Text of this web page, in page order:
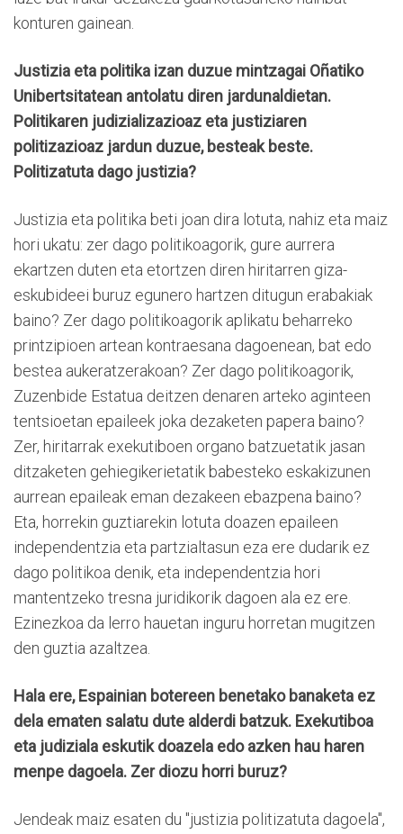
konturen gainean.
Justizia eta politika izan duzue mintzagai Oñatiko
Unibertsitatean antolatu diren jardunaldietan.
Politikaren judizializazioaz eta justiziaren
politizazioaz jardun duzue, besteak beste.
Politizatuta dago justizia?
Justizia eta politika beti joan dira lotuta, nahiz eta maiz
hori ukatu: zer dago politikoagorik, gure aurrera
ekartzen duten eta etortzen diren hiritarren giza-
eskubideei buruz egunero hartzen ditugun erabakiak
baino? Zer dago politikoagorik aplikatu beharreko
printzipioen artean kontraesana dagoenean, bat edo
bestea aukeratzerakoan? Zer dago politikoagorik,
Zuzenbide Estatua deitzen denaren arteko aginteen
tentsioetan epaileek joka dezaketen papera baino?
Zer, hiritarrak exekutiboen organo batzuetatik jasan
ditzaketen gehiegikerietatik babesteko eskakizunen
aurrean epaileak eman dezakeen ebazpena baino?
Eta, horrekin guztiarekin lotuta doazen epaileen
independentzia eta partzialtasun eza ere dudarik ez
dago politikoa denik, eta independentzia hori
mantentzeko tresna juridikorik dagoen ala ez ere.
Ezinezkoa da lerro hauetan inguru horretan mugitzen
den guztia azaltzea.
Hala ere, Espainian botereen benetako banaketa ez
dela ematen salatu dute alderdi batzuk. Exekutiboa
eta judiziala eskutik doazela edo azken hau haren
menpe dagoela. Zer diozu horri buruz?
Jendeak maiz esaten du "justizia politizatuta dagoela",